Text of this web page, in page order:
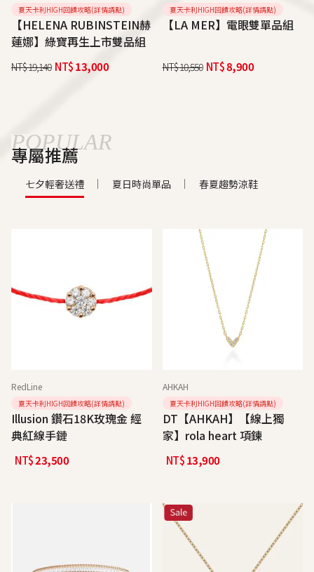
夏天卡利HIGH回饋攻略(詳情請點)
【HELENA RUBINSTEIN赫
蓮娜】綠寶再生上市雙品組
NT$19,140 NT$13,000
夏天卡利HIGH回饋攻略(詳情請點)
【LA MER】電眼雙單品組
NT$10,550 NT$8,900
專屬推薦
POPULAR
七夕輕奢送禮 夏日時尚單品 春夏趨勢涼鞋
RedLine
夏天卡利HIGH回饋攻略(詳情請點)
Illusion 鑽石18K玫瑰金 經
典紅線手鏈
NT$23,500
AHKAH
夏天卡利HIGH回饋攻略(詳情請點)
DT【AHKAH】【線上獨
家】rola heart 項鍊
NT$13,900